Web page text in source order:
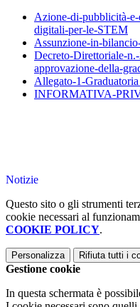
Azione-di-pubblicità-
digitali-per-le-STEM
Assunzione-in-
Decreto-Direttoriale-
approvazione-della-
Allegato-1-
INFORMATIVA-
Notizie
Questo sito o gli strumenti
cookie necessari al
COOKIE POLICY.
Personalizza Rifiuta tutti i
Gestione cookie
In questa schermata è